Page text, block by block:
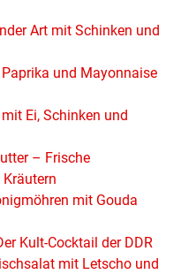
Art mit Schinken und
und Mayonnaise
Ei, Schinken und
– Frische
mit Gouda
Kult-Cocktail der DDR
mit Letscho und